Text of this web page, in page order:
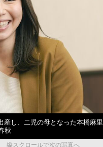
産し、二児の母となった本橋麻里
秋
縦スクロールで次の写真へ